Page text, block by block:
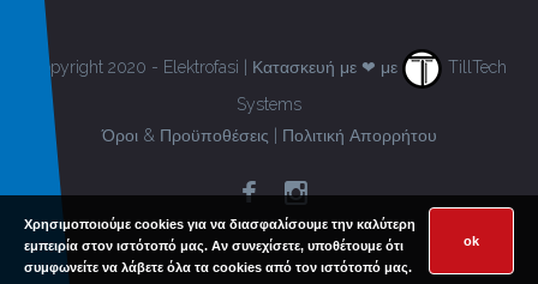
Copyright 2020 - Elektrofasi | Κατασκευή με ❤ με
TillTech
Systems
Όροι & Προϋποθέσεις
Πολιτική Απορρήτου
Χρησιμοποιούμε cookies για να διασφαλίσουμε την καλύτερη
εμπειρία στον ιστότοπό μας. Αν συνεχίσετε, υποθέτουμε ότι
συμφωνείτε να λάβετε όλα τα cookies από τον ιστότοπό μας.
ok